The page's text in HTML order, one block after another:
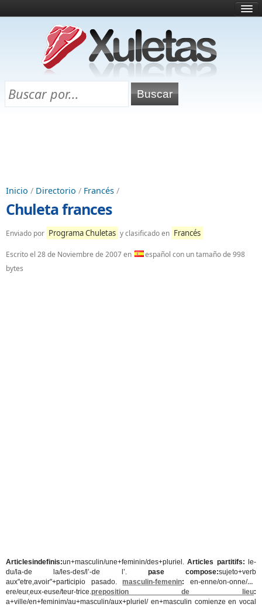
¿Qué es esto?
Directorio
Chuletas para exámenes
Inicio / Directorio / Francés /
Chuleta frances
Enviado por Programa Chuletas y clasificado en Francés
Escrito el 28 de Noviembre de 2007en
español con un tamaño de 998
bytes
Articlesindefinis:un+masculin/une+feminin/des+pluriel. Articles partitifs:
le-
du/la-de la/les-des/l’-de l’. pase compose:sujeto+verb
aux"etre,avoir"+participio pasado.masculin-femenin:en-enne/on-onne/er-
ere/eur,eux-euse/teur-trice.preposition de lieu:
a+ville/en+feminim/au+masculin/aux+pluriel/ en+masculin comienze en vocal